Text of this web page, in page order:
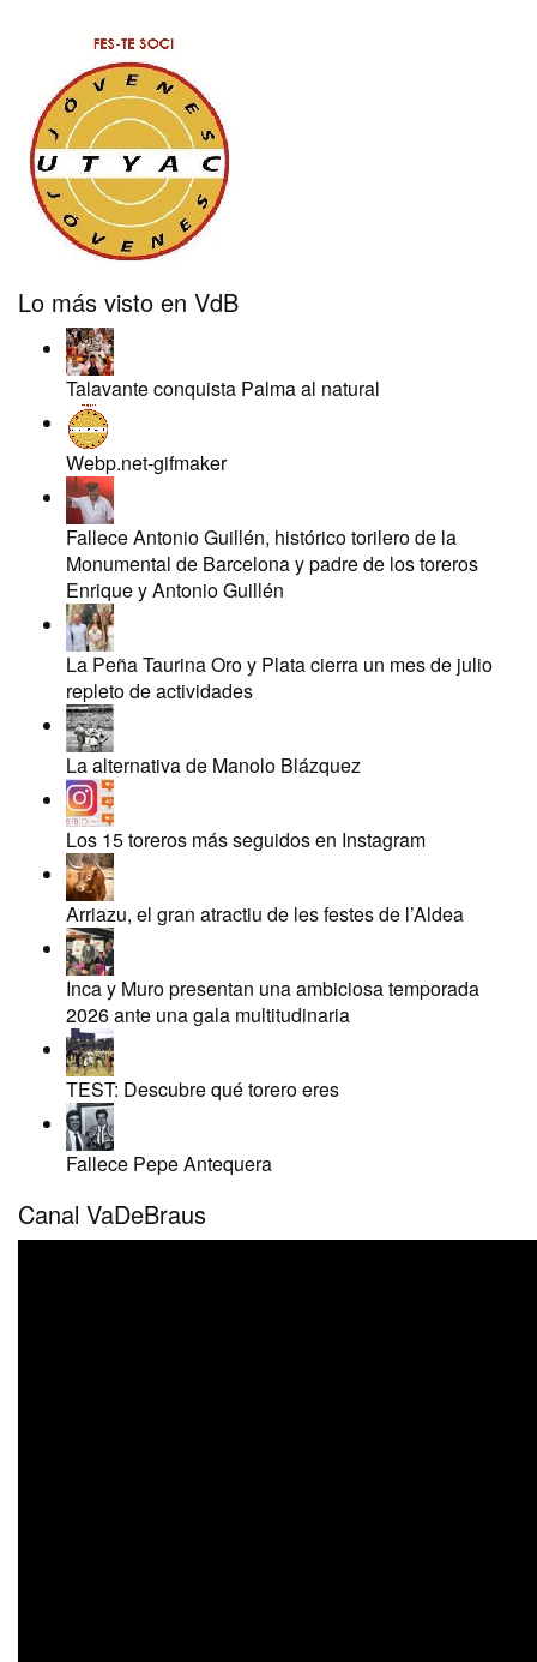
Lo más visto en VdB
Talavante conquista Palma al natural
Webp.net-gifmaker
Fallece Antonio Guillén, histórico torilero de la
Monumental de Barcelona y padre de los toreros
Enrique y Antonio Guillén
La Peña Taurina Oro y Plata cierra un mes de julio
repleto de actividades
La alternativa de Manolo Blázquez
Los 15 toreros más seguidos en Instagram
Arriazu, el gran atractiu de les festes de l’Aldea
Inca y Muro presentan una ambiciosa temporada
2026 ante una gala multitudinaria
TEST: Descubre qué torero eres
Fallece Pepe Antequera
Canal VaDeBraus